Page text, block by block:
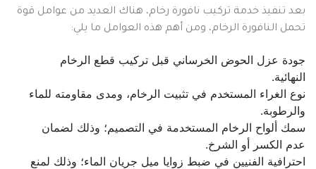
بعد تنفيذ خدمة تركيب نافورة رخام، هناك العديد من عوامل قوة
تحمل النافورة الرخام، ومن أهم هذه العوامل ما يلي:
جودة عزل الحوض الخرساني قبل تركيب قطع الرخام
النهائية.
نوع الغراء المستخدم في تثبيت الرخام، ومدى مقاومته للماء
والرطوبة.
سمك ألواح الرخام المستخدمة في التصميم؛ وذلك لضمان
عدم الكسر أو الشرخ.
احترافية الفنيين في ضبط زوايا ميل جريان الماء؛ وذلك لمنع